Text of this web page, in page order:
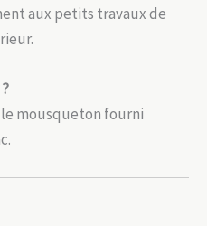
aux petits travaux de
mousqueton fourni